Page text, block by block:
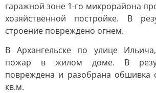
гаражной зоне 1-го микрорайона
хозяйственной постройке. В
строение повреждено огнем.
В Архангельске по улице
пожар в жилом доме. В
повреждена и разобрана обшивка
кв.м.